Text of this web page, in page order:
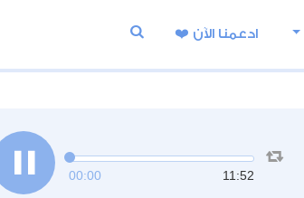
ادعمنا اﻵن ❤️
00:00 11:52